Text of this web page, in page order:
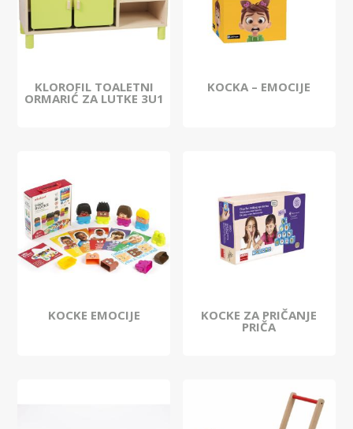
KLOROFIL TOALETNI
ORMARIĆ ZA LUTKE 3U1
KOCKA – EMOCIJE
KOCKE EMOCIJE KOCKE ZA PRIČANJE
PRIČA